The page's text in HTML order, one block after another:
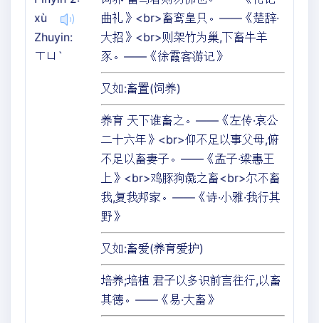
xù
Zhuyin:
ㄒㄩˋ
曲礼》<br>畜鸾皇只。——《楚辞·
大招》<br>则架竹为巢,下畜牛羊
豕。——《徐霞客游记》
又如:畜置(饲养)
养育 天下谁畜之。——《左传·哀公
二十六年》<br>仰不足以事父母,俯
不足以畜妻子。——《孟子·梁惠王
上》<br>鸡豚狗彘之畜<br>尔不畜
我,复我邦家。——《诗·小雅·我行其
野》
又如:畜爱(养育爱护)
培养;培植 君子以多识前言往行,以畜
其德。——《易·大畜》